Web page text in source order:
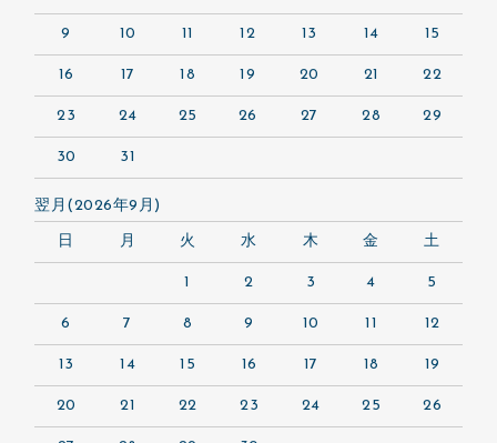
9 10 11 12 13 14 15
16 17 18 19 20 21 22
23 24 25 26 27 28 29
30 31
翌月(2026年9月)
日 月 火 水 木 金 土
1 2 3 4 5
6 7 8 9 10 11 12
13 14 15 16 17 18 19
20 21 22 23 24 25 26